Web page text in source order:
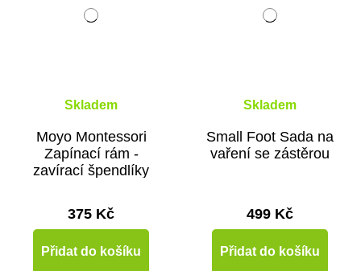
Skladem
Moyo Montessori
Zapínací rám -
zavírací špendlíky
375 Kč
Přidat do košíku
Skladem
Small Foot Sada na
vaření se zástěrou
499 Kč
Přidat do košíku